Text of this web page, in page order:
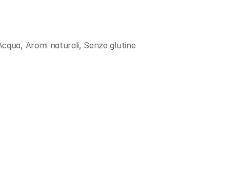
Aromi naturali, Senza glutine